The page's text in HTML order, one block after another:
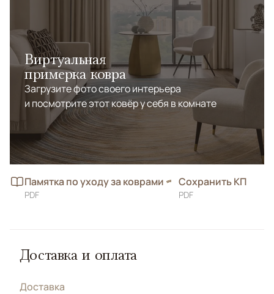
Виртуальная
примерка ковра
Загрузите фото своего интерьера
и посмотрите этот ковёр у себя в комнате
Памятка по уходу за коврами
PDF
Сохранить КП
PDF
Доставка и оплата
Доставка